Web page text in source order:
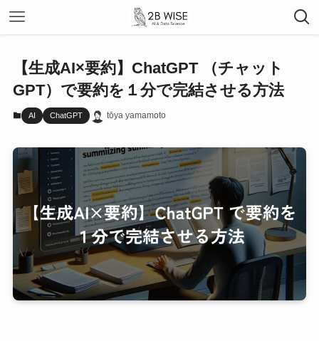
【生成AI×要約】ChatGPT （チャット
GPT）で要約を１分で完結させる方法
AI ChatGPT tōya yamamoto